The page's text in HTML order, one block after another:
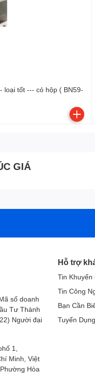
( BN59-
GIÁ
số doanh
Tư Thành
Người đại
1,
Minh, Việt
Hòa
Hỗ trợ
Tin Khuyến
Tin Công
Bạn Cần
Tuyển Dụng